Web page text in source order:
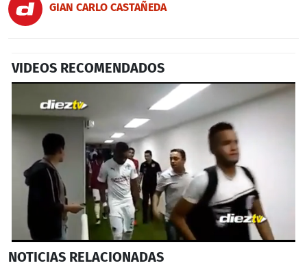
GIAN CARLO CASTAÑEDA
VIDEOS RECOMENDADOS
seconds
NOTICIAS RELACIONADAS